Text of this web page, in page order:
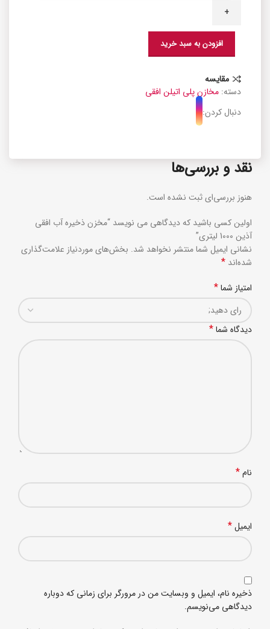
افزودن به سبد خرید
مقایسه
دسته: مخازن پلی اتیلن افقی
دنبال کردن:
نقد و بررسی‌ها
هنوز بررسی‌ای ثبت نشده است.
اولین کسی باشید که دیدگاهی می نویسد “مخزن ذخیره آب افقی
آذین 1000 لیتری”
نشانی ایمیل شما منتشر نخواهد شد. بخش‌های موردنیاز علامت‌گذاری
شده‌اند *
امتیاز شما*
دیدگاه شما*
نام*
ایمیل*
ذخیره نام، ایمیل و وبسایت من در مرورگر برای زمانی که دوباره
دیدگاهی می‌نویسم.